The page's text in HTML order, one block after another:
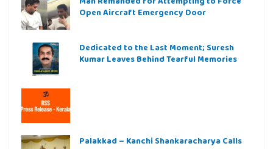
Open Aircraft Emergency Door
Dedicated to the Last Moment; Suresh
Kumar Leaves Behind Tearful Memories
Palakkad – Kanchi Shankaracharya Calls